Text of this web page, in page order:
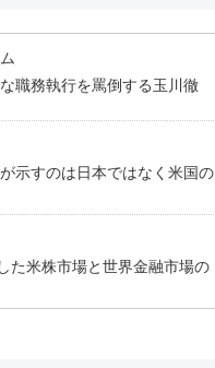
職務執行を罵倒する玉川徹
示すのは日本ではなく米国の
た米株市場と世界金融市場の